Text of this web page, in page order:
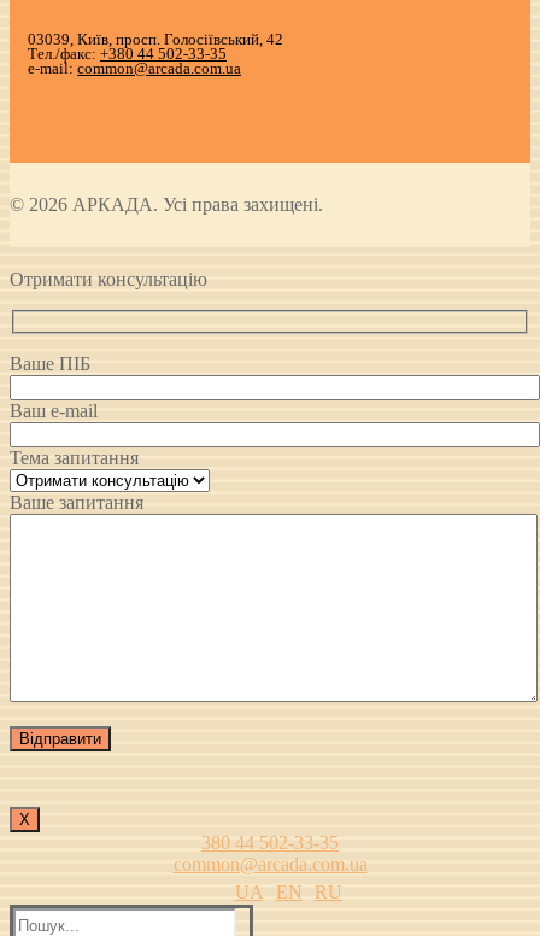
03039, Київ, просп. Голосіївський, 42
Тел./факс: +380 44 502-33-35
e-mail: common@arcada.com.ua
© 2026 АРКАДА. Усі права захищені.
Отримати консультацію
Ваше ПІБ
Ваш e-mail
Тема запитання
Ваше запитання
Х
380 44 502-33-35
common@arcada.com.ua
UA
EN
RU
Пошук: